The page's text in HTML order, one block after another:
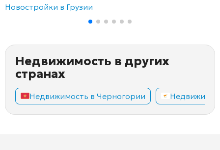
Новостройки в Грузии
Недвижимость в других
странах
Недвижимость в Черногории